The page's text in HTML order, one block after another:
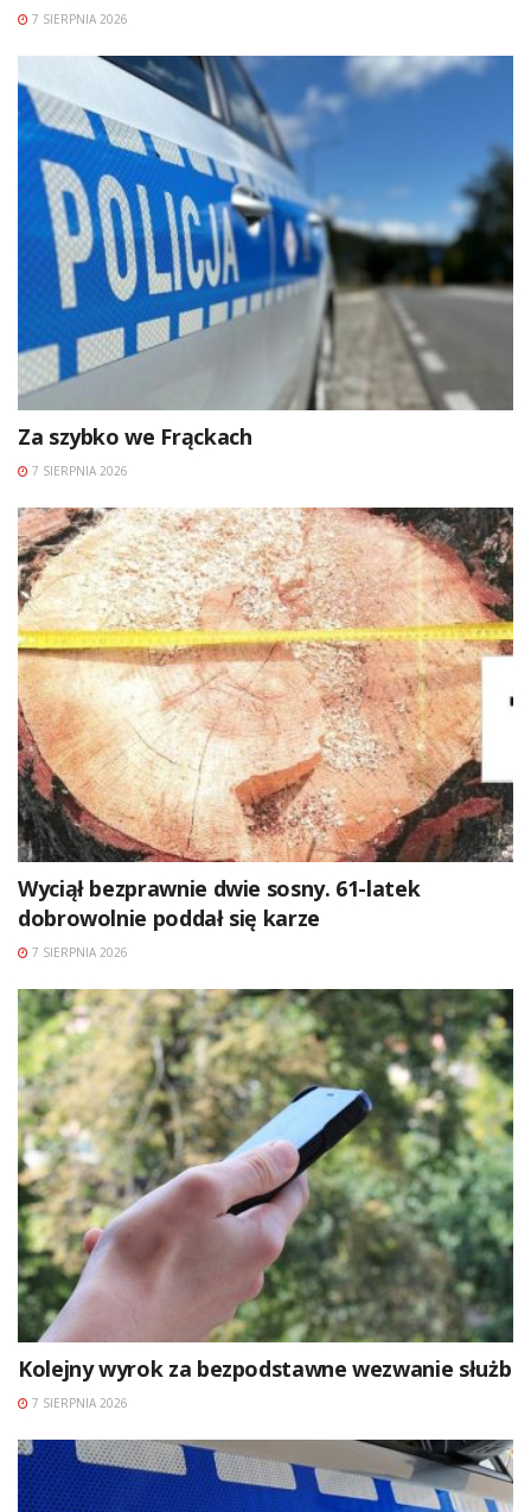
7 SIERPNIA 2026
Za szybko we Frąckach
7 SIERPNIA 2026
Wyciął bezprawnie dwie sosny. 61-latek
dobrowolnie poddał się karze
7 SIERPNIA 2026
Kolejny wyrok za bezpodstawne wezwanie służb
7 SIERPNIA 2026